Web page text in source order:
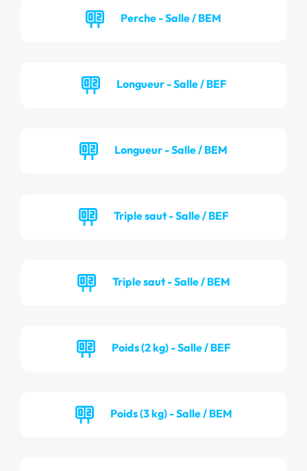
Perche - Salle / BEM
Longueur - Salle / BEF
Longueur - Salle / BEM
Triple saut - Salle / BEF
Triple saut - Salle / BEM
Poids (2 kg) - Salle / BEF
Poids (3 kg) - Salle / BEM